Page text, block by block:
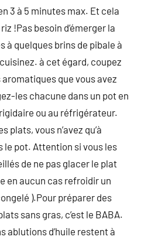
3 à 5 minutes max. Et cela
!Pas besoin d’émerger la
à quelques brins de pibale à
à cet égard, coupez
que vous avez
les chacune dans un pot en
ou au réfrigérateur.
plats, vous n’avez qu’à
le pot. Attention si vous les
de ne pas glacer le plat
en aucun cas refroidir un
).Pour préparer des
sans gras, c’est le BABA.
ablutions d’huile restent à